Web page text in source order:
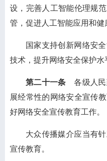
设，完善人工智能伦理规
管，促进人工智能应用和健
国家支持创新网络安
技术，提升网络安全保护水
第二十一条 各级人民
展经常性的网络安全宣传
好网络安全宣传教育工作。
大众传播媒介应当有
宣传教育。